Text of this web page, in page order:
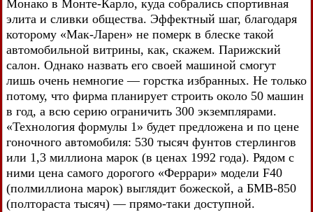
Монако в Монте-Карло, куда собрались спортивная
элита и сливки общества. Эффектный шаг, благодаря
которому «Мак-Ларен» не померк в блеске такой
автомобильной витрины, как, скажем. Парижский
салон. Однако назвать его своей машиной смогут
лишь очень немногие — горстка избранных. Не только
потому, что фирма планирует строить около 50 машин
в год, а всю серию ограничить 300 экземплярами.
«Технология формулы 1» будет предложена и по цене
гоночного автомобиля: 530 тысяч фунтов стерлингов
или 1,3 миллиона марок (в ценах 1992 года). Рядом с
ними цена самого дорогого «Феррари» модели F40
(полмиллиона марок) выглядит божеской, а БМВ-850
(полтораста тысяч) — прямо-таки доступной.